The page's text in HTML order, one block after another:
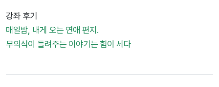
강좌 후기
매일밤, 내게 오는 연애 편지.
무의식이 들려주는 이야기는 힘이 세다